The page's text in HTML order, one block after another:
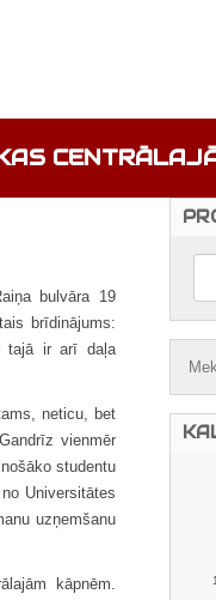
bulvāra 19
brīdinājums:
tajā ir arī daļa
neticu, bet
vienmēr
studentu
Universitātes
uzņemšanu
kāpnēm.